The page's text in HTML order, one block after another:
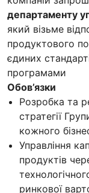
департаменту
який візьме
продуктового
єдиних
програмами
Обов’язки
Розробка та
стратегії
кожного
Управління
продуктів
ринкової